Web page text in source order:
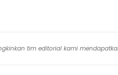
tim editorial kami